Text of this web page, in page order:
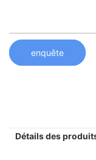
enquête
Détails des